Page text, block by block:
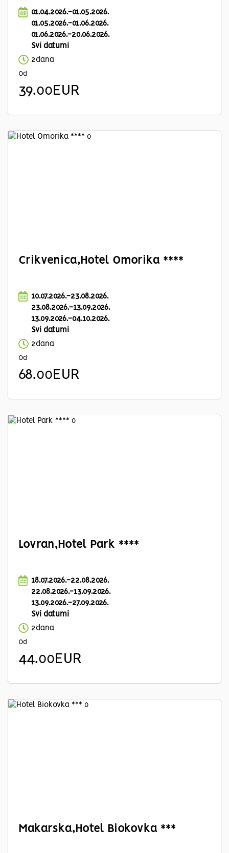
01.04.2026.-01.05.2026.
01.05.2026.-01.06.2026.
01.06.2026.-20.06.2026.
Svi datumi
2dana
Od
39.00EUR
Crikvenica,Hotel Omorika ****
10.07.2026.-23.08.2026.
23.08.2026.-13.09.2026.
13.09.2026.-04.10.2026.
Svi datumi
2dana
Od
68.00EUR
Lovran,Hotel Park ****
18.07.2026.-22.08.2026.
22.08.2026.-13.09.2026.
13.09.2026.-27.09.2026.
Svi datumi
2dana
Od
44.00EUR
Makarska,Hotel Biokovka ***